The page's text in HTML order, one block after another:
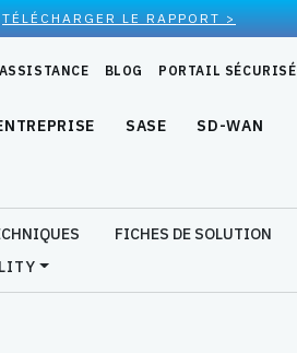
TÉLÉCHARGER LE RAPPORT >
ASSISTANCE BLOG PORTAIL SÉCURISÉ
SASE SD-WAN
FICHES DE SOLUTION